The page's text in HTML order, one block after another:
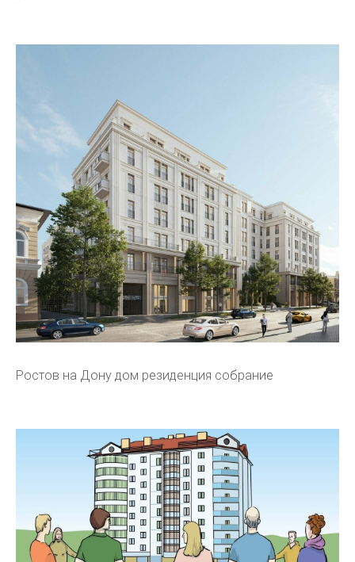
Ростов на Дону дом резиденция собрание